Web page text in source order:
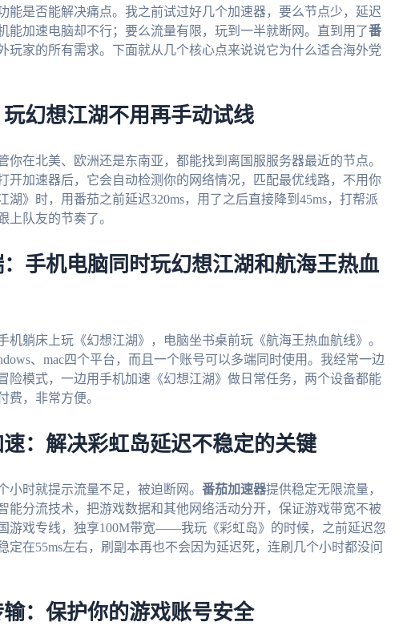
能是否能解决痛点。我之前试过好几个加速器，要么节点少，延迟
能加速电脑却不行；要么流量有限，玩到一半就断网。直到用了番
玩家的所有需求。下面就从几个核心点来说说它为什么适合海外党
幻想江湖不用再手动试线
你在北美、欧洲还是东南亚，都能找到离国服服务器最近的节点。
加速器后，它会自动检测你的网络情况，匹配最优线路，不用你
》时，用番茄之前延迟320ms，用了之后直接降到45ms，打帮派
上队友的节奏了。
手机电脑同时玩幻想江湖和航海王热血
机躺床上玩《幻想江湖》，电脑坐书桌前玩《航海王热血航线》。
、mac四个平台，而且一个账号可以多端同时使用。我经常一边
险模式，一边用手机加速《幻想江湖》做日常任务，两个设备都能
费，非常方便。
：解决彩虹岛延迟不稳定的关键
时就提示流量不足，被迫断网。 番茄加速器提供稳定无限流量，
能分流技术，把游戏数据和其他网络活动分开，保证游戏带宽不被
游戏专线，独享100M带宽——我玩《彩虹岛》的时候，之前延迟忽
定在55ms左右，刷副本再也不会因为延迟死，连刷几个小时都没问
：保护你的游戏账号安全